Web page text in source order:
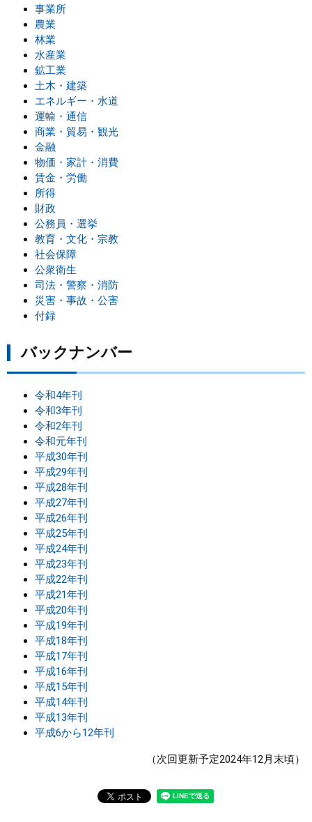
事業所
農業
林業
水産業
鉱工業
土木・建築
エネルギー・水道
運輸・通信
商業・貿易・観光
金融
物価・家計・消費
賃金・労働
所得
財政
公務員・選挙
教育・文化・宗教
社会保障
公衆衛生
司法・警察・消防
災害・事故・公害
付録
バックナンバー
令和4年刊
令和3年刊
令和2年刊
令和元年刊
平成30年刊
平成29年刊
平成28年刊
平成27年刊
平成26年刊
平成25年刊
平成24年刊
平成23年刊
平成22年刊
平成21年刊
平成20年刊
平成19年刊
平成18年刊
平成17年刊
平成16年刊
平成15年刊
平成14年刊
平成13年刊
平成6から12年刊
（次回更新予定2024年12月末頃）